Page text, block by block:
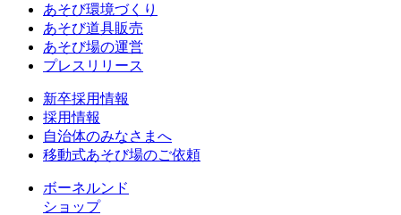
あそび環境づくり
あそび道具販売
あそび場の運営
プレスリリース
新卒採用情報
採用情報
自治体のみなさまへ
移動式あそび場のご依頼
ボーネルンド
ショップ